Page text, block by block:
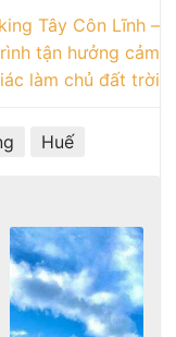
Tây Côn Lĩnh –
tận hưởng cảm
làm chủ đất trời
Huế